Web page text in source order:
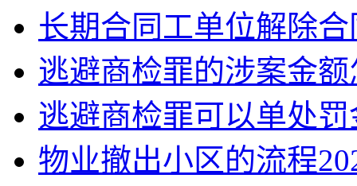
长期合同工单位解除
逃避商检罪的涉案金
逃避商检罪可以单处
物业撤出小区的流程